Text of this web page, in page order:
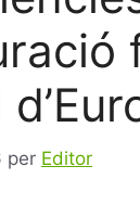
per Editor